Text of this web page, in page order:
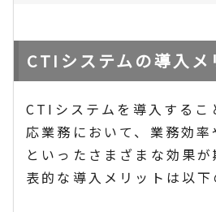
CTIシステムの導入メ
CTIシステムを導入するこ
応業務において、業務効
といったさまざまな効果
表的な導入メリットは以下